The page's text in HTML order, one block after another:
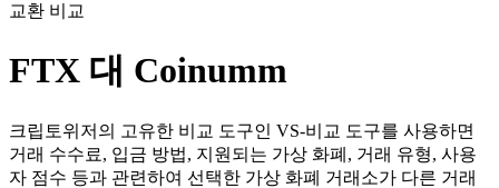
교환 비교
FTX 대 Coinumm
크립토위저의 고유한 비교 도구인 VS-비교 도구를 사용하면
거래 수수료, 입금 방법, 지원되는 가상 화폐, 거래 유형, 사용
자 점수 등과 관련하여 선택한 가상 화폐 거래소가 다른 거래